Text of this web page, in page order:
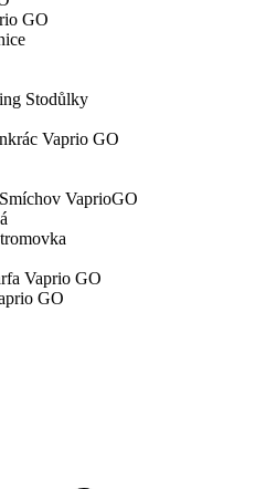
GO
Stodůlky
Vaprio GO
VaprioGO
Vaprio GO
GO